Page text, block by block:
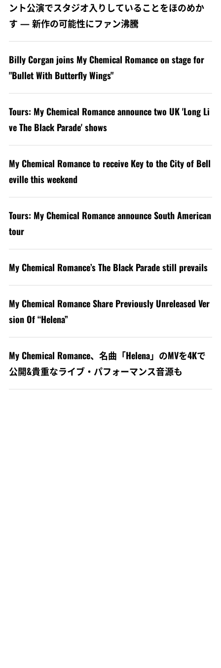
ント公演でスタジオ入りしていることをほのめか
す — 新作の可能性にファン沸騰
Billy Corgan joins My Chemical Romance on stage for
"Bullet With Butterfly Wings"
Tours: My Chemical Romance announce two UK 'Long Li
ve The Black Parade' shows
My Chemical Romance to receive Key to the City of Bell
eville this weekend
Tours: My Chemical Romance announce South American
tour
My Chemical Romance’s The Black Parade still prevails
My Chemical Romance Share Previously Unreleased Ver
sion Of “Helena”
My Chemical Romance、名曲「Helena」のMVを4Kで
公開&貴重なライブ・パフォーマンス音源も